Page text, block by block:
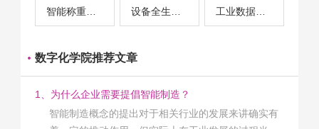
智能称重系统案例 设备全生命周期管理案例 工业数据采集与设备监控案例
数字化学院推荐文章
1、为什么企业需要提倡智能制造？
智能制造概念的提出对于相关行业的发展来讲确实有